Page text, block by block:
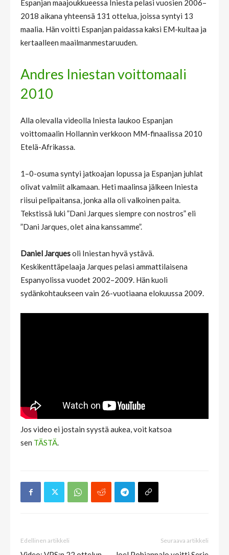
Espanjan maajoukkueessa Iniesta pelasi vuosien 2006–
2018 aikana yhteensä 131 ottelua, joissa syntyi 13
maalia. Hän voitti Espanjan paidassa kaksi EM-kultaa ja
kertaalleen maailmanmestaruuden.
Andres Iniestan voittomaali
2010
Alla olevalla videolla Iniesta laukoo Espanjan
voittomaalin Hollannin verkkoon MM-finaalissa 2010
Etelä-Afrikassa.
1–0-osuma syntyi jatkoajan lopussa ja Espanjan juhlat
olivat valmiit alkamaan. Heti maalinsa jälkeen Iniesta
riisui pelipaitansa, jonka alla oli valkoinen paita.
Tekstissä luki ”Dani Jarques siempre con nostros” eli
”Dani Jarques, olet aina kanssamme”.
Daniel Jarquesoli Iniestan hyvä ystävä.
Keskikenttäpelaaja Jarques pelasi ammattilaisena
Espanyolissa vuodet 2002–2009. Hän kuoli
sydänkohtaukseen vain 26-vuotiaana elokuussa 2009.
Jos video ei jostain syystä aukea, voit katsoa
sen TÄSTÄ.
Edellinen artikkeli Seuraava artikkeli